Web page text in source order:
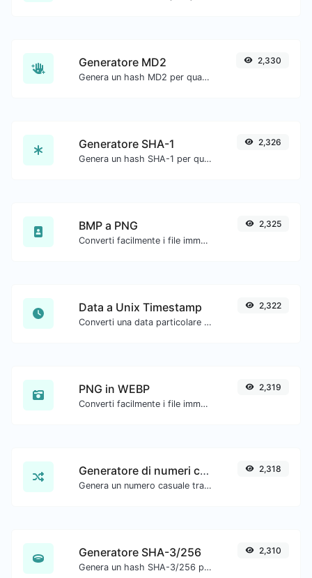
Generatore MD2
Genera un hash MD2 per qualsiasi input di stringa.
2,330
Generatore SHA-1
Genera un hash SHA-1 per qualsiasi input di stringa.
2,326
BMP a PNG
Converti facilmente i file immagine BMP in PNG.
2,325
Data a Unix Timestamp
Converti una data particolare nel formato timestamp unix.
2,322
PNG in WEBP
Converti facilmente i file immagine PNG in WEBP.
2,319
Generatore di numeri casuali
Genera un numero casuale tra un intervallo dato.
2,318
Generatore SHA-3/256
Genera un hash SHA-3/256 per qualsiasi input di stringa.
2,310